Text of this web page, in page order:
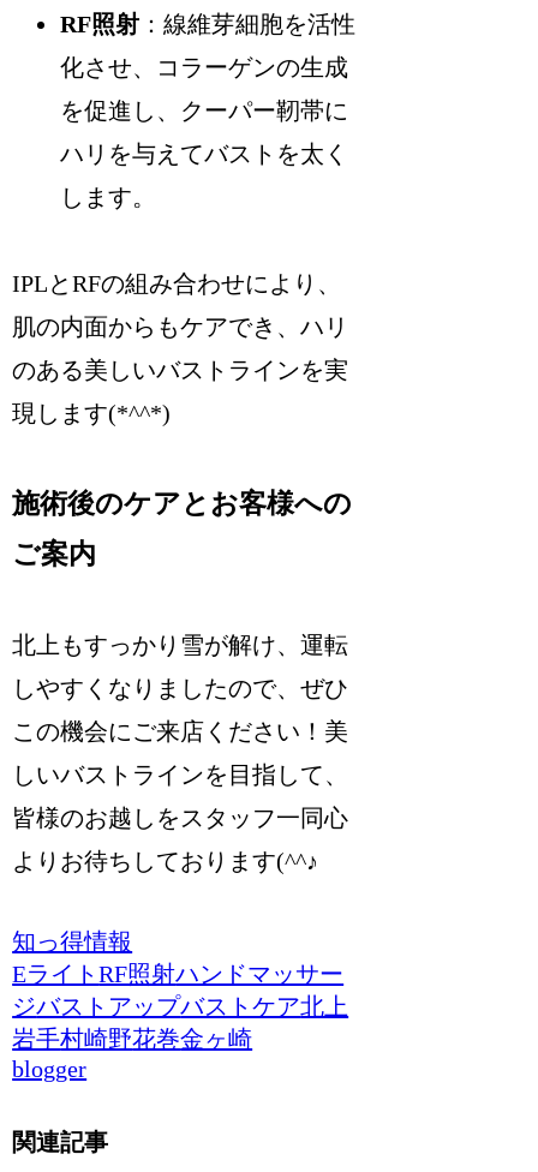
RF照射 ：線維芽細胞を活性
化させ、コラーゲンの生成
を促進し、クーパー靭帯に
ハリを与えてバストを太く
します。
IPLとRFの組み合わせにより、
肌の内面からもケアでき、ハリ
のある美しいバストラインを実
現します(*^^*)
施術後のケアとお客様への
ご案内
北上もすっかり雪が解け、運転
しやすくなりましたので、ぜひ
この機会にご来店ください！美
しいバストラインを目指して、
皆様のお越しをスタッフ一同心
よりお待ちしております(^^♪
知っ得情報
EライトRF照射ハンドマッサー
ジバストアップバストケア北上
岩手村崎野花巻金ヶ崎
blogger
関連記事